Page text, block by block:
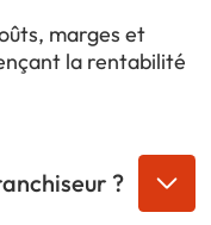
marges et
la rentabilité
?